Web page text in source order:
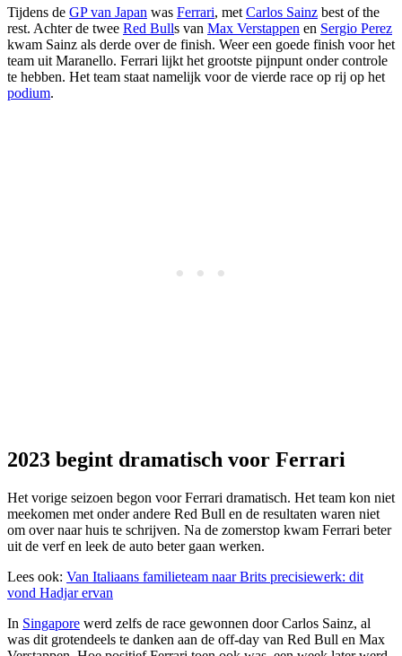
Tijdens de GP van Japan was Ferrari, met Carlos Sainz best of the
rest. Achter de twee Red Bulls van Max Verstappen en Sergio Perez
kwam Sainz als derde over de finish. Weer een goede finish voor het
team uit Maranello. Ferrari lijkt het grootste pijnpunt onder controle
te hebben. Het team staat namelijk voor de vierde race op rij op het
podium.
2023 begint dramatisch voor Ferrari
Het vorige seizoen begon voor Ferrari dramatisch. Het team kon niet
meekomen met onder andere Red Bull en de resultaten waren niet
om over naar huis te schrijven. Na de zomerstop kwam Ferrari beter
uit de verf en leek de auto beter gaan werken.
Lees ook: Van Italiaans familieteam naar Brits precisiewerk: dit
vond Hadjar ervan
In Singapore werd zelfs de race gewonnen door Carlos Sainz, al
was dit grotendeels te danken aan de off-day van Red Bull en Max